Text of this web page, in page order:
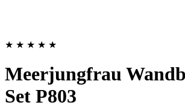
★ ★ ★ ★ ★
Meerjungfrau
Set P803